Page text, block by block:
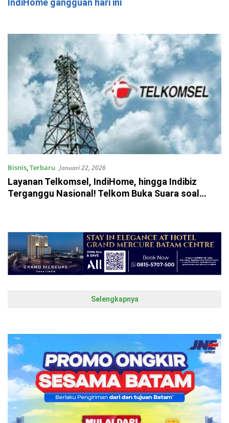
IndiHome gangguan hari ini
Bisnis,Terbaru Januari 22, 2026
Layanan Telkomsel, IndiHome, hingga Indibiz
Terganggu Nasional! Telkom Buka Suara soal
Selengkapnya